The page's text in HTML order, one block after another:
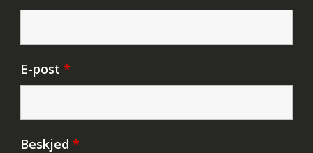
E-post *
Beskjed *